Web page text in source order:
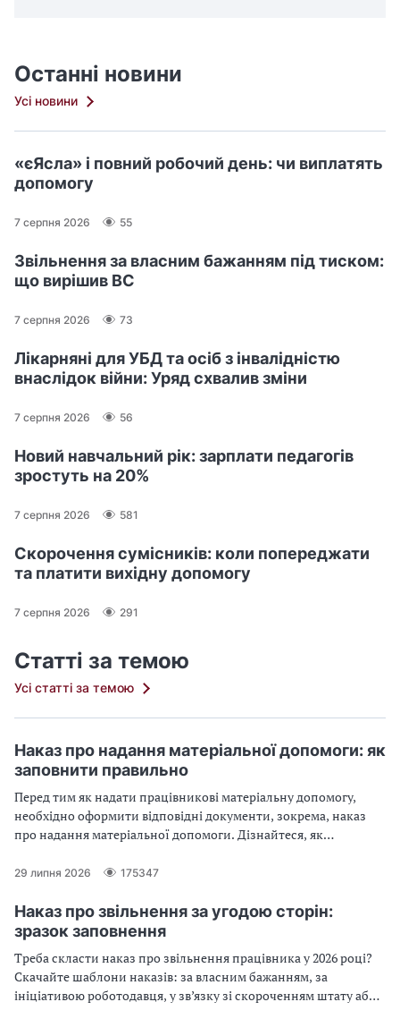
Останні новини
Усі новини
«єЯсла» і повний робочий день: чи виплатять
допомогу
7 серпня 2026 55
Звільнення за власним бажанням під тиском:
що вирішив ВС
7 серпня 2026 73
Лікарняні для УБД та осіб з інвалідністю
внаслідок війни: Уряд схвалив зміни
7 серпня 2026 56
Новий навчальний рік: зарплати педагогів
зростуть на 20%
7 серпня 2026 581
Скорочення сумісників: коли попереджати
та платити вихідну допомогу
7 серпня 2026 291
Статті за темою
Усі статті за темою
Наказ про надання матеріальної допомоги: як
заповнити правильно
Перед тим як надати працівникові матеріальну допомогу,
необхідно оформити відповідні документи, зокрема, наказ
про надання матеріальної допомоги. Дізнайтеся, як
допомоги: на оздоровлення, у зв’язку з сімейними
поховання
29 липня 2026 175347
Наказ про звільнення за угодою сторін:
зразок заповнення
Треба скласти наказ про звільнення працівника у 2026 році?
Скачайте шаблони наказів: за власним бажанням, за
ініціативою роботодавця, у зв’язку зі скороченням штату або